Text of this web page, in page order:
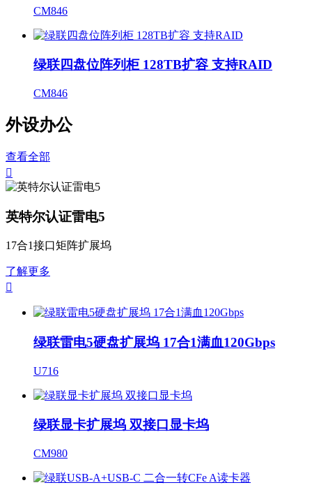
CM846
绿联四盘位阵列柜 128TB扩容 支持RAID
CM846
外设办公
查看全部

英特尔认证雷电5
17合1接口矩阵扩展坞
了解更多

绿联雷电5硬盘扩展坞 17合1满血120Gbps
U716
绿联显卡扩展坞 双接口显卡坞
CM980